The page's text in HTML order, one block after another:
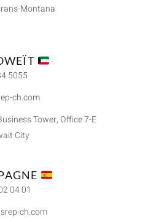
Montana
5055
ch.com
Tower, Office 7-E
City
04 01
ch.com